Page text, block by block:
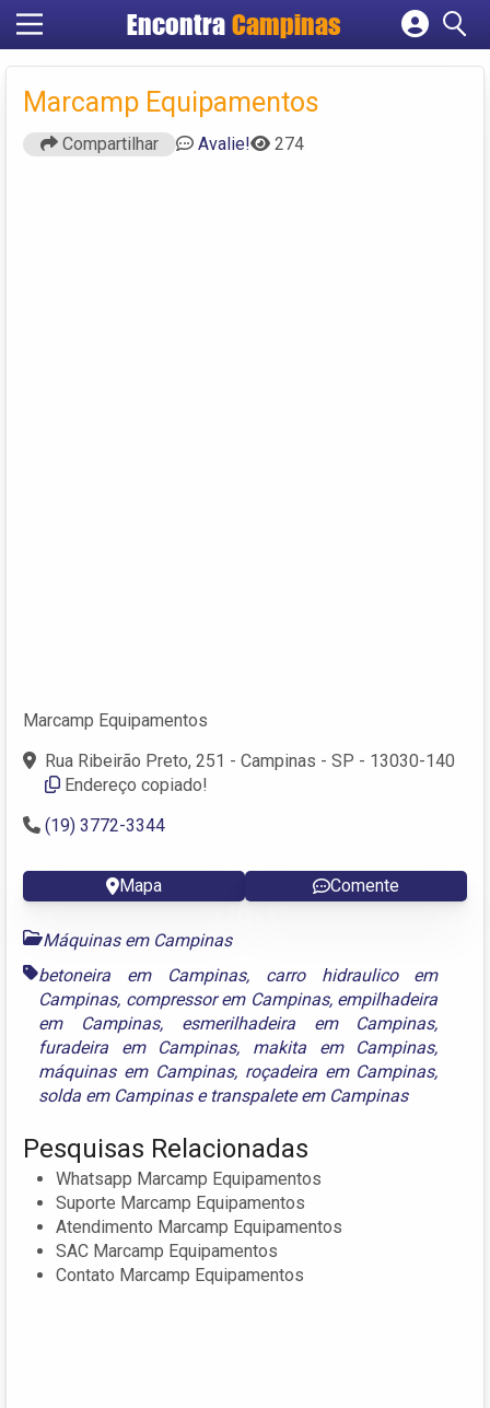
Encontra Campinas
Cadastrar empresa
Criar conta
Marcamp Equipamentos
Compartilhar Avalie! 274
Marcamp Equipamentos
Rua Ribeirão Preto, 251 - Campinas - SP - 13030-140
Endereço copiado!
(19) 3772-3344
Mapa Comente
Máquinas em Campinas
betoneira em Campinas, carro hidraulico em
Campinas, compressor em Campinas, empilhadeira
em Campinas, esmerilhadeira em Campinas,
furadeira em Campinas, makita em Campinas,
máquinas em Campinas, roçadeira em Campinas,
solda em Campinase transpalete em Campinas
Pesquisas Relacionadas
Whatsapp Marcamp Equipamentos
Suporte Marcamp Equipamentos
Atendimento Marcamp Equipamentos
SAC Marcamp Equipamentos
Contato Marcamp Equipamentos